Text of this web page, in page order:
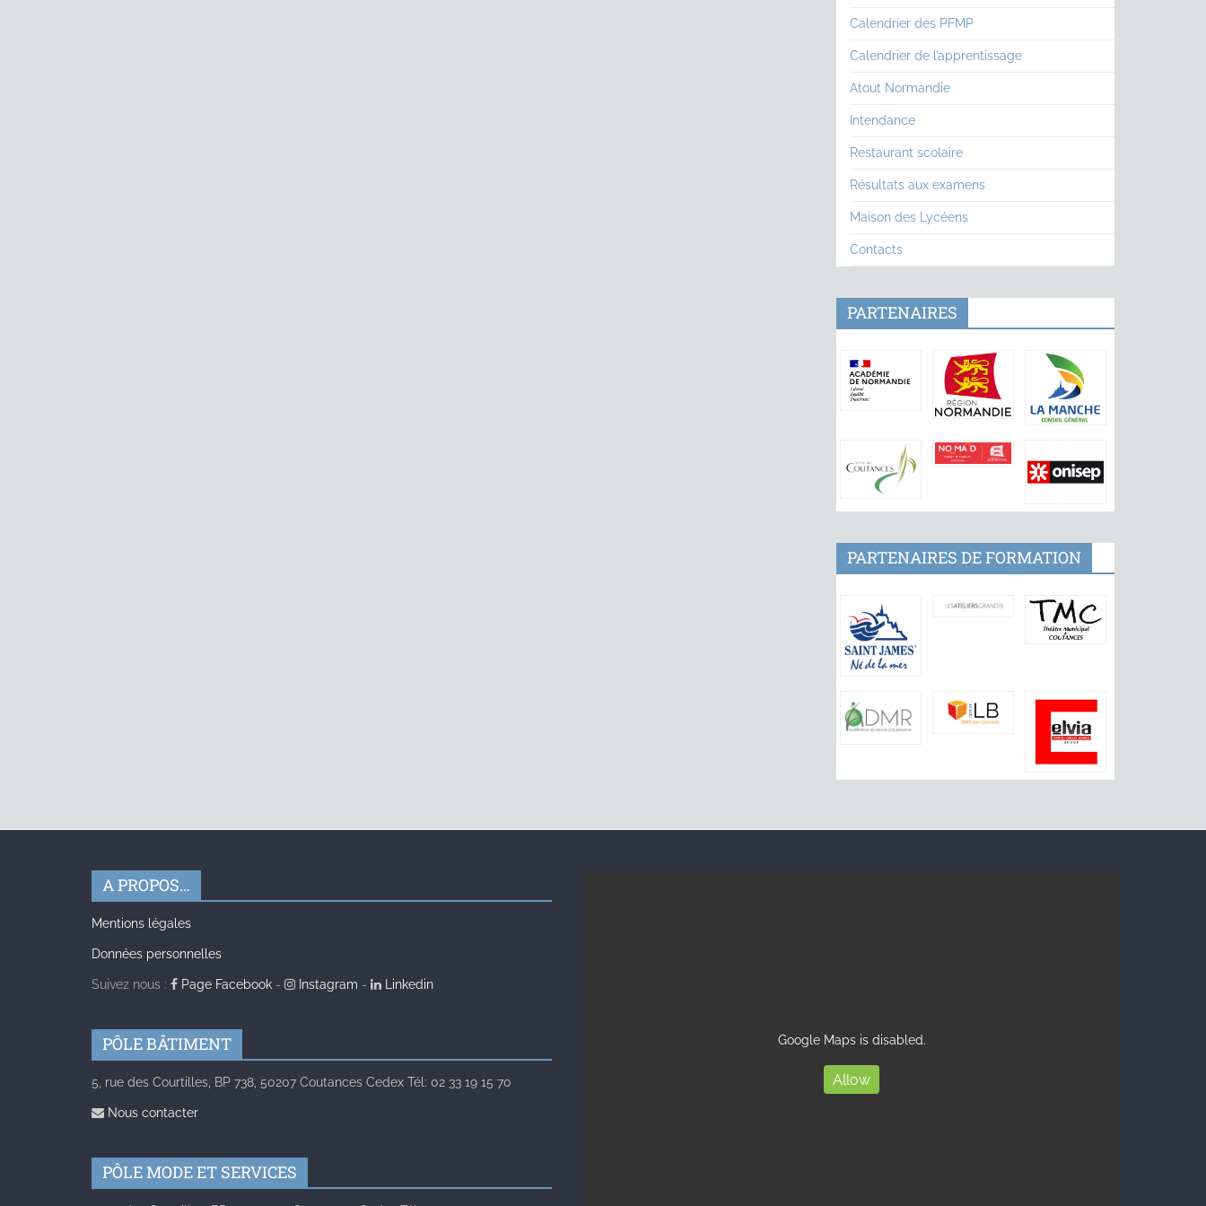
Calendrier des PFMP
Calendrier de l’apprentissage
Atout Normandie
Intendance
Restaurant scolaire
Résultats aux examens
Maison des Lycéens
Contacts
PARTENAIRES
PARTENAIRES DE FORMATION
A PROPOS…
Mentions légales
Données personnelles
Suivez nous : Page Facebook - Instagram - Linkedin
PÔLE BÂTIMENT
5, rue des Courtilles, BP 738, 50207 Coutances Cedex Tél: 02 33 19 15 70
Nous contacter
PÔLE MODE ET SERVICES
Google Maps is disabled.
Allow